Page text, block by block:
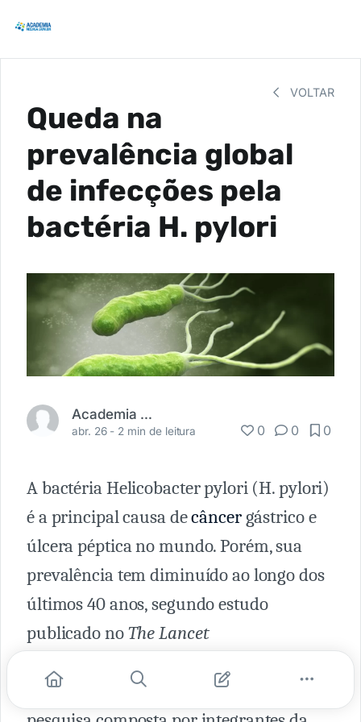
VOLTAR
Queda na
prevalência global
de infecções pela
bactéria H. pylori
Academia Médica
abr. 26 - 2 min de leitura 0 0 0
A bactéria Helicobacter pylori (H. pylori)
é a principal causa decâncergástrico e
úlcera péptica no mundo. Porém, sua
prevalência tem diminuído ao longo dos
últimos 40 anos, segundo estudo
publicado no The Lancet
trabalho é assinado por uma equipe de